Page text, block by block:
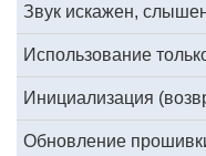
Звук искажен,
Использование
Инициализация
Обновление